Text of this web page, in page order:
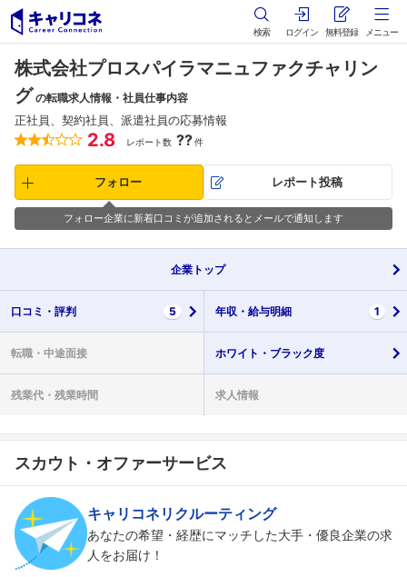
検索 ログイン 無料登録 メニュー
株式会社プロスパイラマニュファクチャリン
グ の転職求人情報・社員仕事内容
正社員、契約社員、派遣社員の応募情報
2.8 レポート数 ??件
フォロー レポート投稿
フォロー企業に新着口コミが追加されるとメールで通知します
企業 トップ
口コミ・ 評判 5 年収・ 給与明細 1
転職・ 中途面接 ホワイト・ ブラック度
残業代・ 残業時間 求人情報
スカウト・オファーサービス
キャリコネリクルーティング
あなたの希望・経歴にマッチした大手・優良企業の求
人をお届け！